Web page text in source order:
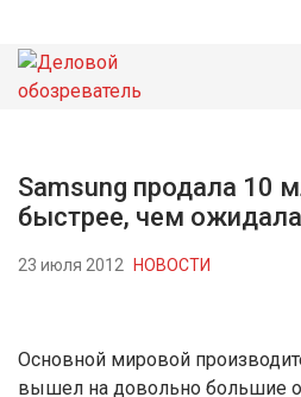
НОВОСТИ
Samsung продала 10
быстрее, чем ожидала
23 июля 2012 НОВОСТИ
Основной мировой
вышел на довольно большие